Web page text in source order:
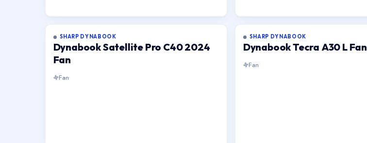
SHARP DYNABOOK
Dynabook Satellite Pro C40 2024
Fan
Fan
SHARP DYNABOOK
Dynabook Tecra A30 L Fan
Fan